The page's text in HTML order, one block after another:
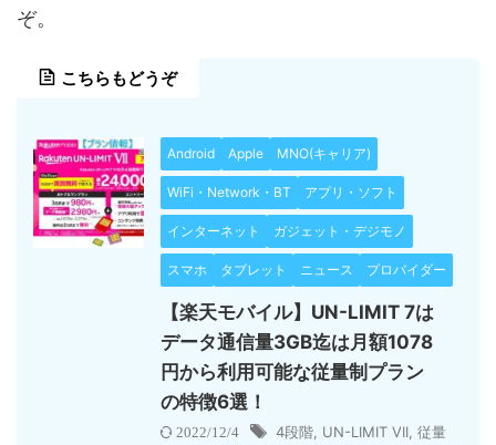
ぞ。
こちらもどうぞ
Android Apple MNO(キャリア)
WiFi・Network・BT アプリ・ソフト
インターネット ガジェット・デジモノ
スマホ タブレット ニュース プロバイダー
【楽天モバイル】UN-LIMIT 7は
データ通信量3GB迄は月額1078
円から利用可能な従量制プラン
の特徴6選！
2022/12/4 4段階 UN-LIMIT VII 従量